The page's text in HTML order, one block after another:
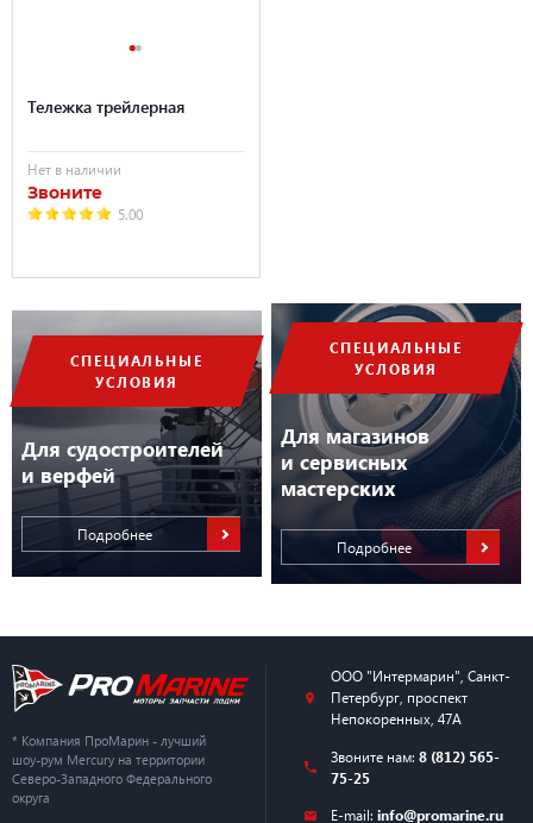
СПЕЦИАЛЬНЫЕ
УСЛОВИЯ
Для судостроителей
и верфей
Подробнее
СПЕЦИАЛЬНЫЕ
УСЛОВИЯ
Для магазинов
и сервисных
мастерских
Подробнее
Тележка трейлерная
Нет в наличии
Звоните
5.00
* Компания ПроМарин - лучший
шоу-рум Mercury на территории
Северо-Западного Федерального
округа
ООО "Интермарин" Санкт-
Петербург, проспект
Непокоренных, 47А
Звоните нам: 8 (812) 565-
75-25
E-mail: info@promarine.ru